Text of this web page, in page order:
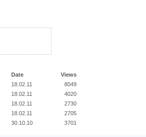
Date
Views
18.02.11
8049
18.02.11
4020
18.02.11
2730
18.02.11
2705
30.10.10 3701